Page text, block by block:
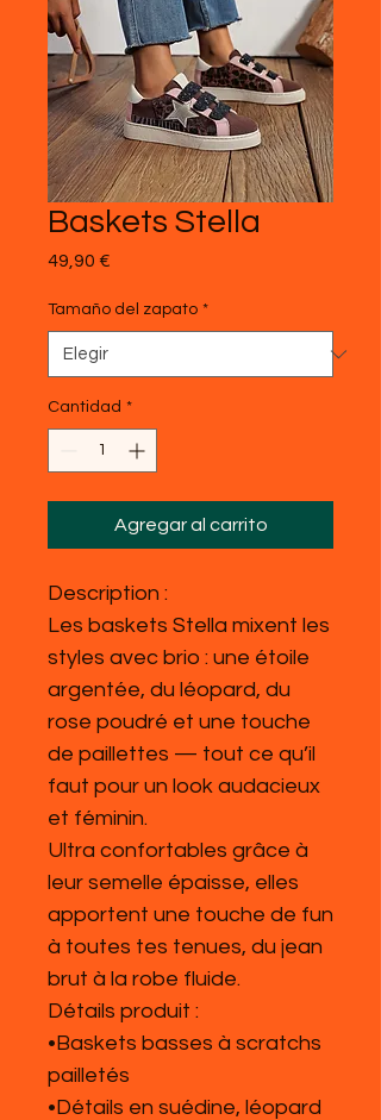
Baskets Stella
49,90 €
Tamaño del zapato *
Cantidad *
Agregar al carrito
Description :
Les baskets Stella mixent les
styles avec brio : une étoile
argentée, du léopard, du
rose poudré et une touche
de paillettes — tout ce qu’il
faut pour un look audacieux
et féminin.
Ultra confortables grâce à
leur semelle épaisse, elles
apportent une touche de fun
à toutes tes tenues, du jean
brut à la robe fluide.
Détails produit :
•Baskets basses à scratchs
pailletés
•Détails en suédine, léopard